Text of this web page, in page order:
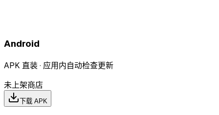
Android
APK 直装 · 应用内自动检查更新
未上架商店
下载 APK